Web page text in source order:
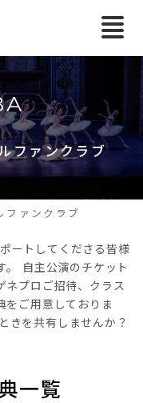
ファンクラブ
ファンクラブ
ートしてくださる皆様
。 自主公演のチケット
ネプロご招待、クラス
をご用意しておりま
を共有しませんか？
一覧